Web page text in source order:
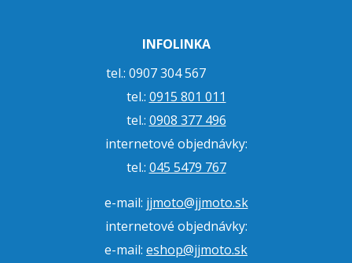
INFOLINKA
tel.: 0907 304 567
tel.: 0915 801 011
tel.: 0908 377 496
internetové objednávky:
tel.: 045 5479 767
e-mail: jjmoto@jjmoto.sk
internetové objednávky:
e-mail: eshop@jjmoto.sk